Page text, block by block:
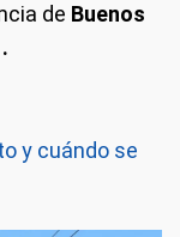
de Buenos
y cuándo se